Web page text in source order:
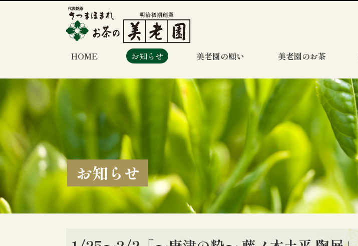
HOME お知らせ 美老園の願い 美老園のお茶
お知らせ